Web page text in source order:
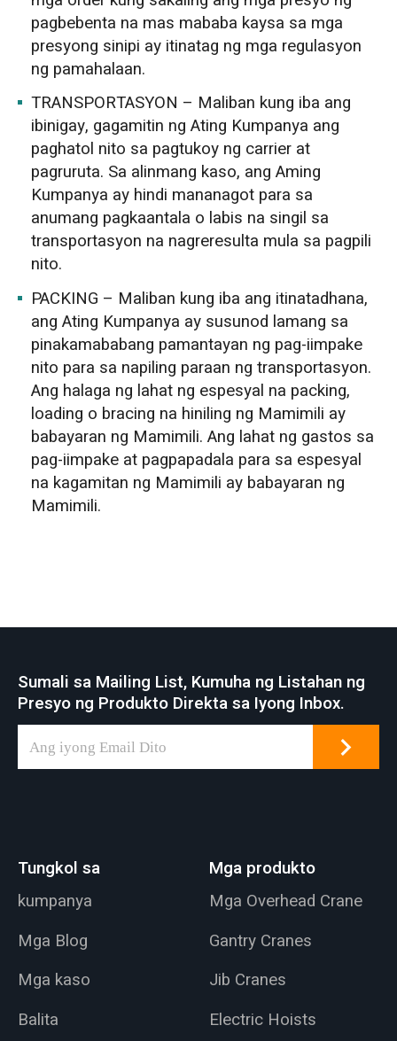
pagbebenta na mas mababa kaysa sa mga
presyong sinipi ay itinatag ng mga regulasyon
ng pamahalaan.
TRANSPORTASYON – Maliban kung iba ang
ibinigay, gagamitin ng Ating Kumpanya ang
paghatol nito sa pagtukoy ng carrier at
pagruruta. Sa alinmang kaso, ang Aming
Kumpanya ay hindi mananagot para sa
anumang pagkaantala o labis na singil sa
transportasyon na nagreresulta mula sa pagpili
nito.
PACKING – Maliban kung iba ang itinatadhana,
ang Ating Kumpanya ay susunod lamang sa
pinakamababang pamantayan ng pag-iimpake
nito para sa napiling paraan ng transportasyon.
Ang halaga ng lahat ng espesyal na packing,
loading o bracing na hiniling ng Mamimili ay
babayaran ng Mamimili. Ang lahat ng gastos sa
pag-iimpake at pagpapadala para sa espesyal
na kagamitan ng Mamimili ay babayaran ng
Mamimili.
Sumali sa Mailing List, Kumuha ng Listahan ng
Presyo ng Produkto Direkta sa Iyong Inbox.
Tungkol sa
kumpanya
Mga Blog
Mga kaso
Balita
Mga produkto
Mga Overhead Crane
Gantry Cranes
Jib Cranes
Electric Hoists